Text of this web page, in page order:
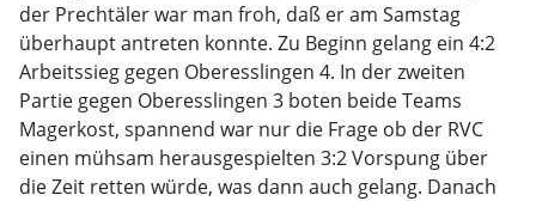
der Prechtäler war man froh, daß er am Samstag
überhaupt antreten konnte. Zu Beginn gelang ein 4:2
Arbeitssieg gegen Oberesslingen 4. In der zweiten
Partie gegen Oberesslingen 3 boten beide Teams
Magerkost, spannend war nur die Frage ob der RVC
einen mühsam herausgespielten 3:2 Vorspung über
die Zeit retten würde, was dann auch gelang. Danach